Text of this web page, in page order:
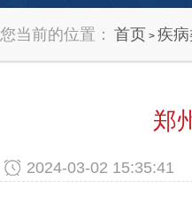
您当前的位置： 首页 > 疾病
郑
2024-03-02 15:35:41